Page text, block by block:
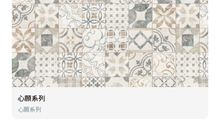
心願系列
心願系列